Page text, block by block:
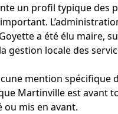
un profil typique des
a été élu maire,
gestion locale des
mention spécifique
Martinville est
mis en avant.